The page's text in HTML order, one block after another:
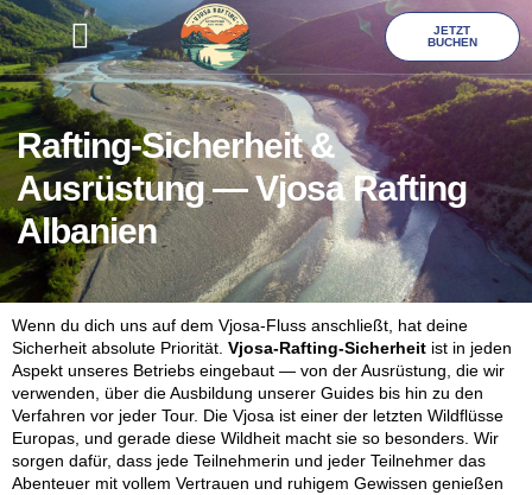
JETZT
BUCHEN
Rafting-Sicherheit &
Ausrüstung — Vjosa Rafting
Albanien
Wenn du dich uns auf dem Vjosa-Fluss anschließt, hat deine
Sicherheit absolute Priorität. Vjosa-Rafting-Sicherheit ist in jeden
Aspekt unseres Betriebs eingebaut — von der Ausrüstung, die wir
verwenden, über die Ausbildung unserer Guides bis hin zu den
Verfahren vor jeder Tour. Die Vjosa ist einer der letzten Wildflüsse
Europas, und gerade diese Wildheit macht sie so besonders. Wir
sorgen dafür, dass jede Teilnehmerin und jeder Teilnehmer das
Abenteuer mit vollem Vertrauen und ruhigem Gewissen genießen